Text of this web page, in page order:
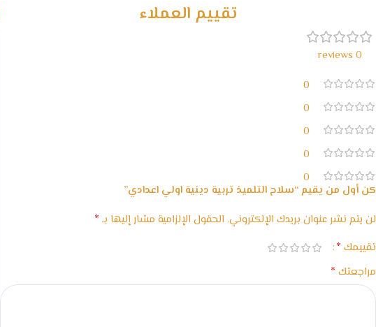
تقييم العملاء
0 reviews
0
0
0
0
0
كن أول من يقيم “سلاح التلميذ تربية دينية اولي اعدادي”
لن يتم نشر عنوان بريدك الإلكتروني. الحقول الإلزامية مشار إليها بـ*
تقييمك *
مراجعتك *